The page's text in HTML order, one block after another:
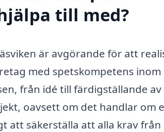
till med?
är avgörande för att
med spetskompetens inom
från idé till färdigställande av
oavsett om det handlar om
att säkerställa att alla krav från